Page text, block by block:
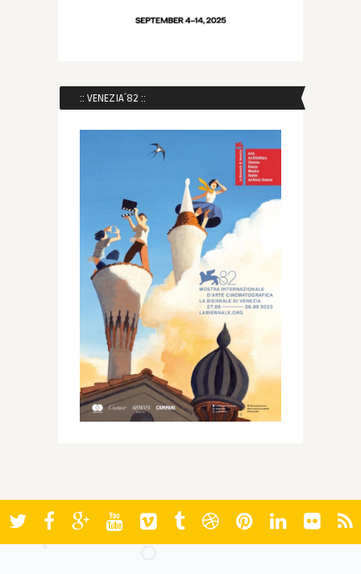
:: VENEZIA´82 ::